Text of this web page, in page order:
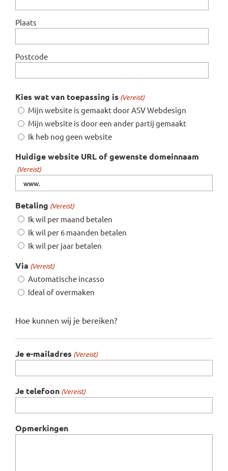
Plaats
Postcode
Kies wat van toepassing is (Vereist)
Mijn website is gemaakt door ASV Webdesign
Mijn website is door een ander partij gemaakt
Ik heb nog geen website
Huidige website URL of gewenste domeinnaam
(Vereist)
Betaling (Vereist)
Ik wil per maand betalen
Ik wil per 6 maanden betalen
Ik wil per jaar betalen
Via (Vereist)
Automatische incasso
Ideal of overmaken
Hoe kunnen wij je bereiken?
Je e-mailadres (Vereist)
Je telefoon (Vereist)
Opmerkingen